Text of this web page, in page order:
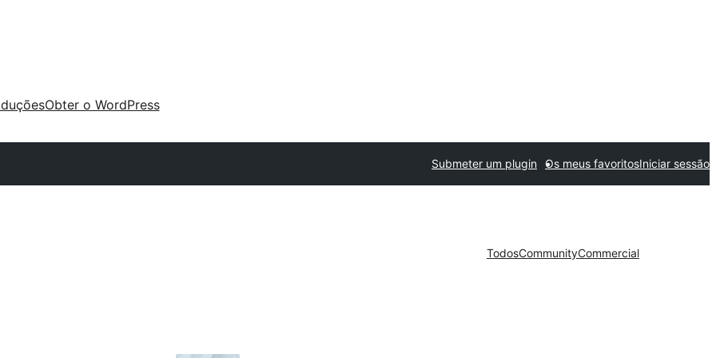
Obter o WordPress
Submeter um plugin Os meus favoritosIniciar sessão
TodosCommunityCommercial